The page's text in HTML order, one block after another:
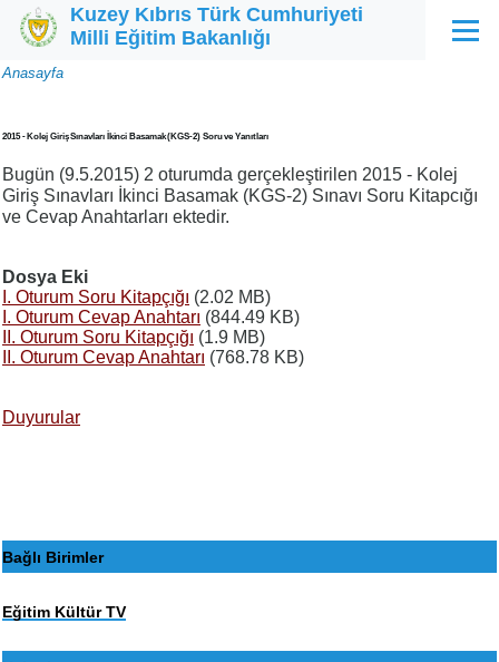
Ana içeriğe atla
Kuzey Kıbrıs Türk Cumhuriyeti
Milli Eğitim Bakanlığı
Menü
Sayfa
Anasayfa
2015 - Kolej Giriş Sınavları İkinci Basamak (KGS-2) Soru ve Yanıtları
Bugün (9.5.2015) 2 oturumda gerçekleştirilen 2015 - Kolej
Giriş Sınavları İkinci Basamak (KGS-2) Sınavı Soru Kitapcığı
ve Cevap Anahtarları ektedir.
Dosya Eki
I. Oturum Soru Kitapçığı (2.02 MB)
I. Oturum Cevap Anahtarı (844.49 KB)
II. Oturum Soru Kitapçığı (1.9 MB)
II. Oturum Cevap Anahtarı (768.78 KB)
Duyurular
Bağlı Birimler
Eğitim Kültür TV